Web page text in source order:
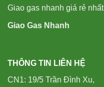
Giao gas nhanh giá rẻ nhất
Giao Gas Nhanh
THÔNG TIN LIÊN HỆ
CN1: 19/5 Trần Đình Xu,